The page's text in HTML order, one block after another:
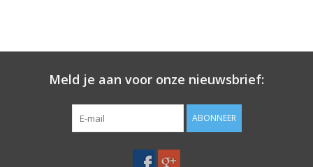
Meld je aan voor onze nieuwsbrief:
ABONNEER